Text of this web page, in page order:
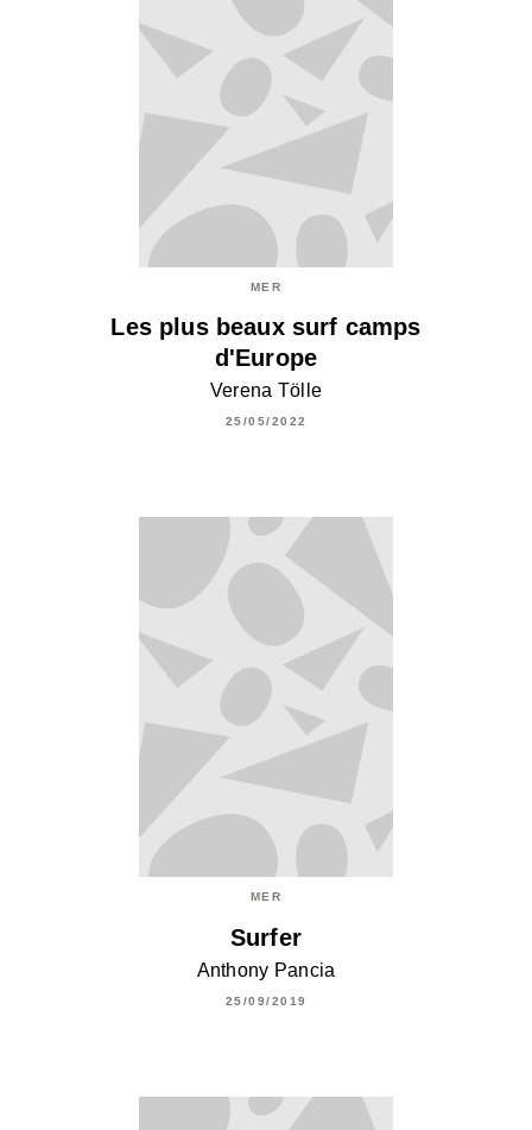
MER
Les plus beaux surf camps
d'Europe
Verena Tölle
25/05/2022
MER
Surfer
Anthony Pancia
25/09/2019